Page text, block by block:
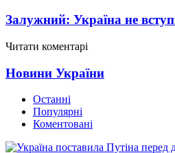
Залужний: Україна не
Читати коментарі
Новини України
Останні
Популярні
Коментовані